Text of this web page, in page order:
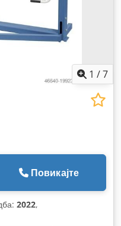
1 /7
Повикајте
2022,